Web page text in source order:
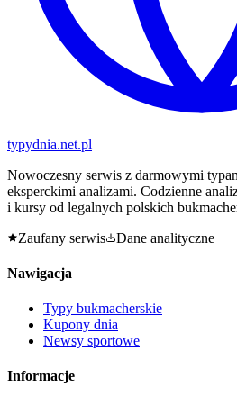
typydnia.net.pl
Nowoczesny serwis z darmowymi
eksperckimi analizami. Codzienne
i kursy od legalnych polskich
Zaufany serwis
Dane analityczne
Nawigacja
Typy bukmacherskie
Kupony dnia
Newsy sportowe
Informacje